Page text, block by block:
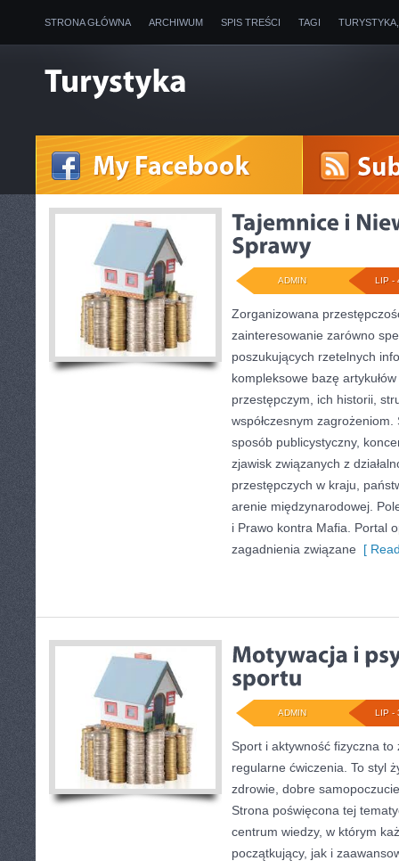
STRONA GŁÓWNA ARCHIWUM SPIS TREŚCI TAGI
LIP -
ADMIN
Zorganizowana
zainteresowanie zarówno
poszukujących rzetelnych
kompleksowe bazę
przestępczym, ich historii,
współczesnym
sposób publicystyczny,
zjawisk związanych z
przestępczych w kraju,
arenie międzynarodowej.
i Prawo kontra Mafia. Portal
zagadnienia związane [
LIP -
ADMIN
Sport i aktywność fizyczna
regularne ćwiczenia. To styl
zdrowie, dobre
Strona poświęcona tej
centrum wiedzy, w którym
początkujący, jak i